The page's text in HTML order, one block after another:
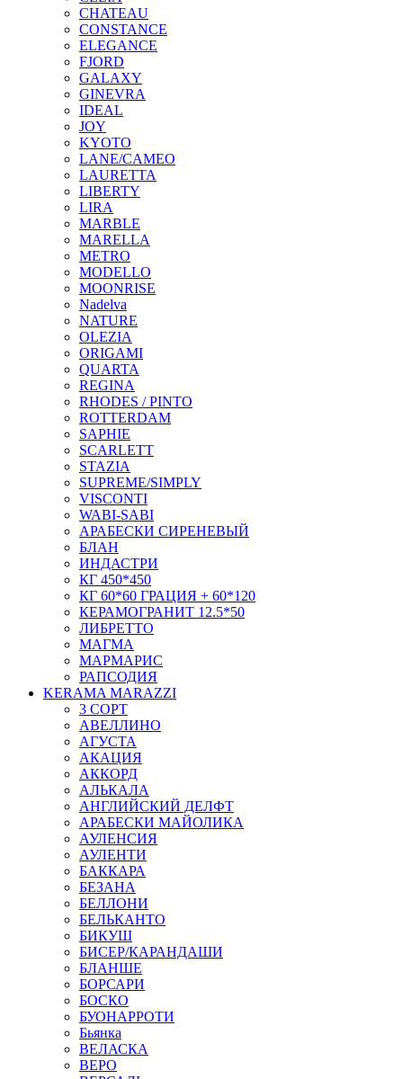
CHATEAU
CONSTANCE
ELEGANCE
FJORD
GALAXY
GINEVRA
IDEAL
JOY
KYOTO
LANE/CAMEO
LAURETTA
LIBERTY
LIRA
MARBLE
MARELLA
METRO
MODELLO
MOONRISE
Nadelva
NATURE
OLEZIA
ORIGAMI
QUARTA
REGINA
RHODES / PINTO
ROTTERDAM
SAPHIE
SCARLETT
STAZIA
SUPREME/SIMPLY
VISCONTI
WABI-SABI
АРАБЕСКИ СИРЕНЕВЫЙ
БЛАН
ИНДАСТРИ
КГ 450*450
КГ 60*60 ГРАЦИЯ + 60*120
КЕРАМОГРАНИТ 12.5*50
ЛИБРЕТТО
МАГМА
МАРМАРИС
РАПСОДИЯ
KERAMA MARAZZI
3 СОРТ
АВЕЛЛИНО
АГУСТА
АКАЦИЯ
АККОРД
АЛЬКАЛА
АНГЛИЙСКИЙ ДЕЛФТ
АРАБЕСКИ МАЙОЛИКА
АУЛЕНСИЯ
АУЛЕНТИ
БАККАРА
БЕЗАНА
БЕЛЛОНИ
БЕЛЬКАНТО
БИКУШ
БИСЕР/КАРАНДАШИ
БЛАНШЕ
БОРСАРИ
БОСКО
БУОНАРРОТИ
Бьянка
ВЕЛАСКА
ВЕРО